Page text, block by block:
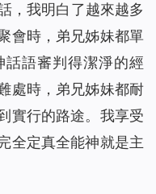
，我明白了越來越多
會時，弟兄姊妹都單
語審判得潔淨的經
處時，弟兄姊妹都耐
實行的路途。我享受
全定真全能神就是主